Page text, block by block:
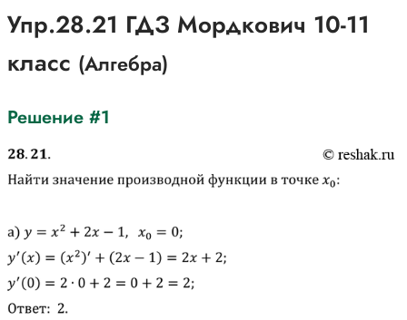
Упр.28.21 ГДЗ Мордкович 10-11
класс (Алгебра)
Решение #1